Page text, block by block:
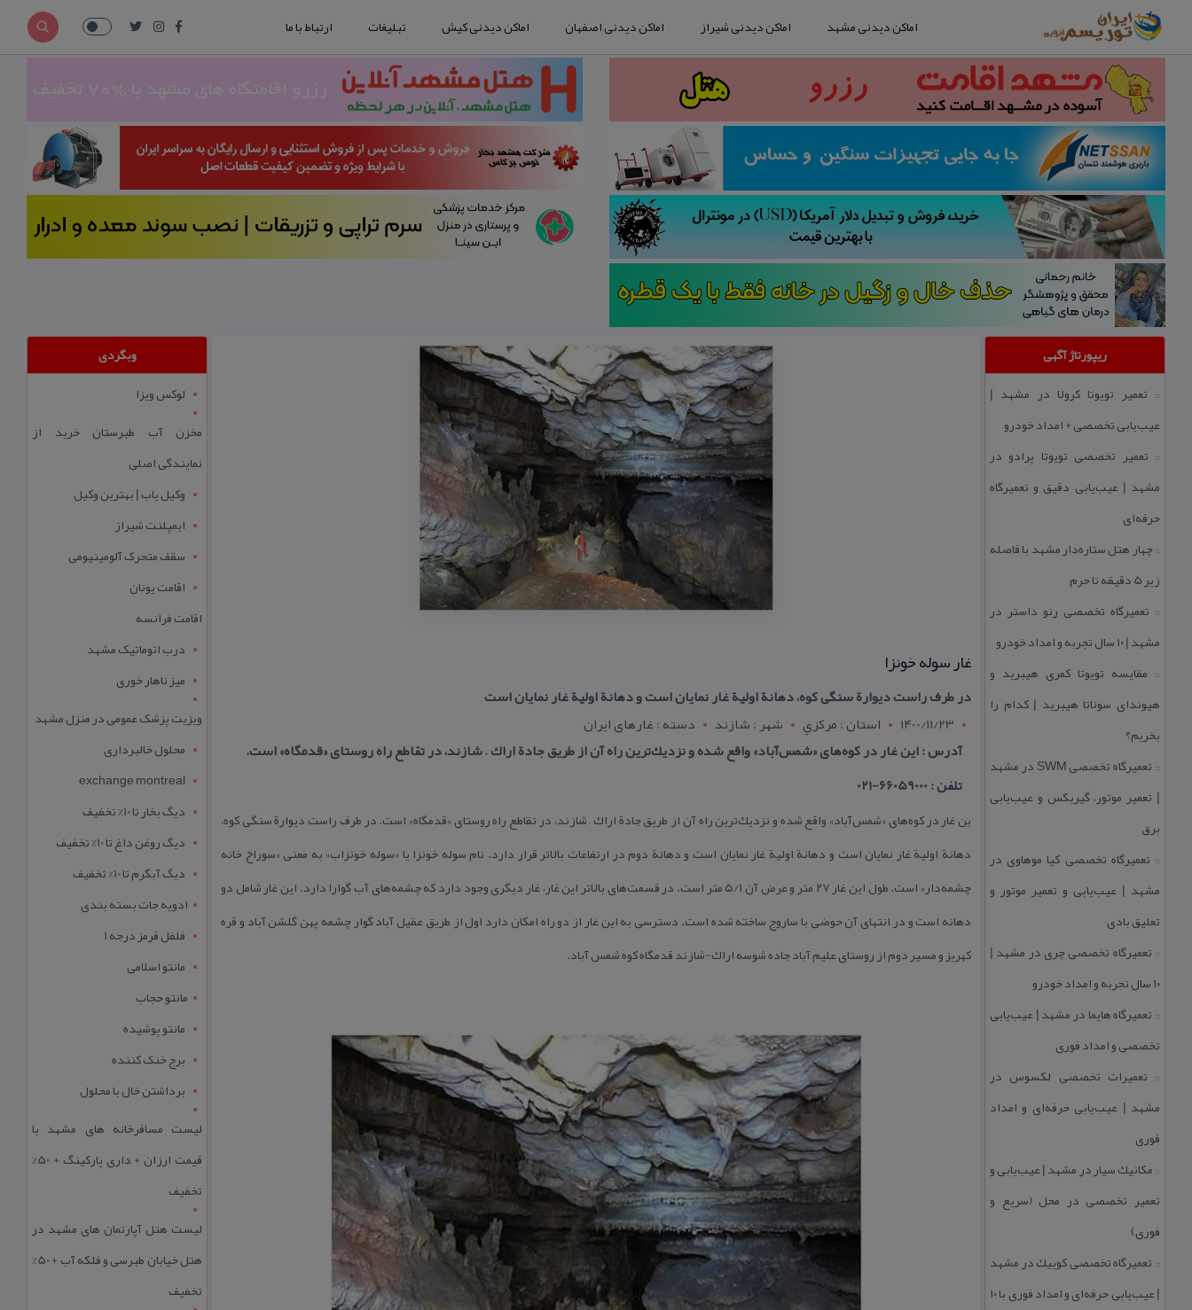
اماکن دیدنی مشهد اماکن دیدنی شیراز اماکن دیدنی اصفهان اماکن دیدنی کیش تبلیغات ارتباط با ما
ریپورتاژ آگهی
:: تعمیر تویوتا كرولا در مشهد |
عیب‌یابی تخصصی + امداد خودرو
:: تعمیر تخصصی تویوتا پرادو در
مشهد | عیب‌یابی دقیق و تعمیرگاه
حرفه‌ای
::چهار هتل‌ ستاره‌دار مشهد با فاصله
زیر 5 دقیقه تا حرم
:: تعمیرگاه تخصصی رنو داستر در
مشهد | ۱۰ سال تجربه و امداد خودرو
:: مقایسه تویوتا كمری هیبرید و
هیوندای سوناتا هیبرید | كدام را
بخریم؟
::
تعمیرگاه تخصصی SWM در مشهد
| تعمیر موتور، گیربكس و عیب‌یابی
برق
:: تعمیرگاه تخصصی كیا موهاوی در
مشهد | عیب‌یابی و تعمیر موتور و
تعلیق بادی
:: تعمیرگاه تخصصی چری در مشهد |
۱۰ سال تجربه و امداد خودرو
:: تعمیرگاه هایما در مشهد | عیب‌یابی
تخصصی و امداد فوری
:: تعمیرات تخصصی لكسوس در
مشهد | عیب‌یابی حرفه‌ای و امداد
فوری
:: مكانیك سیار در مشهد | عیب‌یابی و
تعمیر تخصصی در محل (سریع و
فوری)
:: تعمیرگاه تخصصی كوییك در مشهد
| عیب‌یابی حرفه‌ای و امداد فوری با ۱۰
غار سوله خونزا
در طرف راست دیوارة سنگی كوه، دهانة اولیة غار نمایان است و دهانة اولیة غار نمایان است
1400/11/23
استان : مرکزي شهر : شازند
دسته : غارهای ایران
آدرس : این غار در كوه‌های «شمس‌آباد» واقع شده و نزدیك‌ترین راه آن از طریق جادة اراك – شازند، در تقاطع راه روستای «قدمگاه» است.
تلفن : 66059000-021
ین غار در كوه‌های «شمس‌آباد» واقع شده و نزدیك‌ترین راه آن از طریق جادة اراك – شازند، در تقاطع راه روستای «قدمگاه» است. در طرف راست دیوارة سنگی كوه،
دهانة اولیة غار نمایان است و دهانة اولیة غار نمایان است و دهانة دوم در ارتفاعات بالاتر قرار دارد. نام سوله خونزا یا «سوله خونزاب» به معنی «سوراخ خانه
چشمه‌دار» است. طول این غار ۲۷ متر و عرض آن ۵/۱ متر است. در قسمت‌های بالاتر این غار، غار دیگری وجود دارد كه چشمه‌های آب گوارا دارد. این غار شامل دو
دهانه است و در انتهای آن حوضی با ساروج ساخته شده است. دسترسی به این غار از دو راه امكان دارد اول از طریق عقیل آباد گوار چشمه پهن گلشن آباد و قره
كهریز و مسیر دوم از روستای علیم آباد جاده شوسه اراك-شازند قدمگاه كوه شمس آباد.
وبگردی
لوکس ویزا
مخزن آب طبرستان خرید از
نمایندگی اصلی
وکیل یاب | بهترین وکیل
ایمپلنت شیراز
سقف متحرک آلومینیومی
اقامت یونان
اقامت فرانسه
درب اتوماتیک مشهد
میز ناهار خوری
ویزیت پزشک عمومی در منزل مشهد
محلول خالبرداری
exchange montreal
دیگ بخار تا 10% تخفیف
دیگ روغن داغ تا 10% تخفیف
دیگ آبگرم تا 10% تخفیف
ادویه جات بسته بندی
فلفل قرمز درجه 1
مانتو اسلامی
مانتو حجاب
مانتو پوشیده
برج خنک کننده
برداشتن خال با محلول
لیست مسافرخانه های مشهد با
قیمت ارزان + داری پارکینگ + 50%
تخفیف
لیست هتل آپارتمان های مشهد در
هتل خیابان طبرسی و فلکه آب + 50%
تخفیف